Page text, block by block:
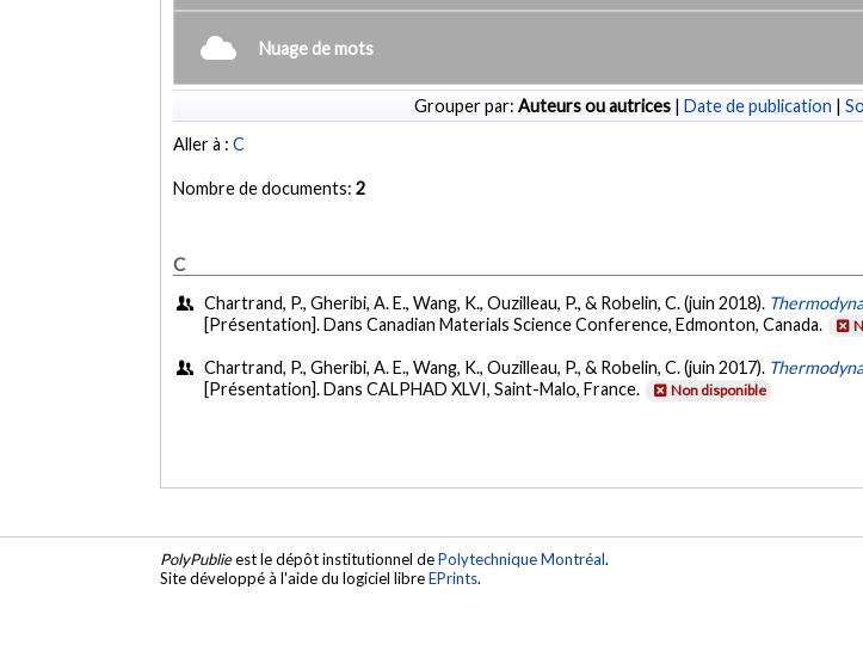
Nuage de mots
Grouper par: Auteurs ou autrices | Date de publication |
Aller à :C
Nombre de documents:2
C
Chartrand, P., Gheribi, A. E., Wang, K., Ouzilleau, P., & Robelin, C. (juin 2018).
[Présentation]. Dans Canadian Materials Science Conference, Edmonton, Canada.
Chartrand, P., Gheribi, A. E., Wang, K., Ouzilleau, P., & Robelin, C. (juin 2017).
[Présentation]. Dans CALPHAD XLVI, Saint-Malo, France.
Non disponible
PolyPublieest le dépôt institutionnel dePolytechnique Montréal.
Site développé à l'aide du logiciel libreEPrints.